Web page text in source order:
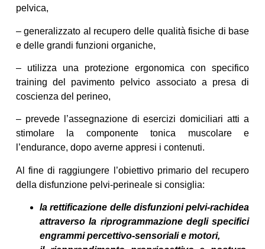
pelvica,
– generalizzato al recupero delle qualità fisiche di base
e delle grandi funzioni organiche,
– utilizza una protezione ergonomica con specifico
training del pavimento pelvico associato a presa di
coscienza del perineo,
– prevede l’assegnazione di esercizi domiciliari atti a
stimolare la componente tonica muscolare e
l’endurance, dopo averne appresi i contenuti.
Al fine di raggiungere l’obiettivo primario del recupero
della disfunzione pelvi-perineale si consiglia:
la rettificazione delle disfunzioni pelvi-rachidea
attraverso la riprogrammazione degli specifici
engrammi percettivo-sensoriali e motori,